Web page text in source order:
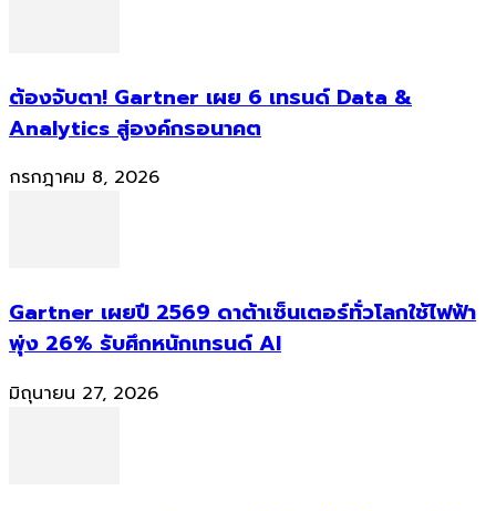
ต้องจับตา! Gartner เผย 6 เทรนด์ Data &
Analytics สู่องค์กรอนาคต
กรกฎาคม 8, 2026
Gartner เผยปี 2569 ดาต้าเซ็นเตอร์ทั่วโลกใช้ไฟฟ้า
พุ่ง 26% รับศึกหนักเทรนด์ AI
มิถุนายน 27, 2026